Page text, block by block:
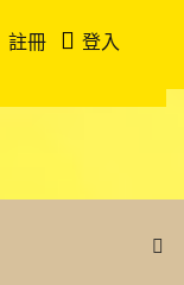
註冊 登入